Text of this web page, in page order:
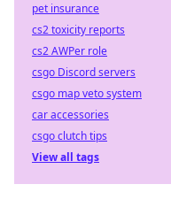
pet insurance
cs2 toxicity reports
cs2 AWPer role
csgo Discord servers
csgo map veto system
car accessories
csgo clutch tips
View all tags